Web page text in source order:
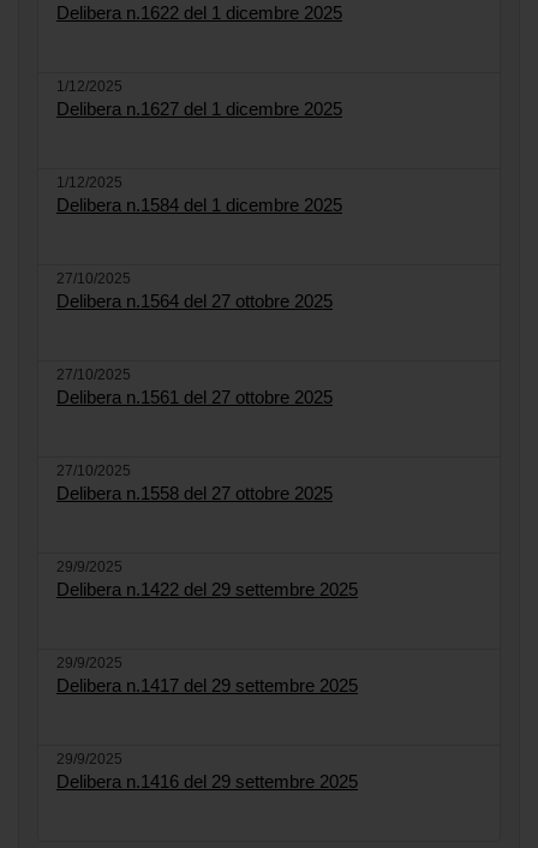
Delibera n.1622 del 1 dicembre 2025
1/12/2025
Delibera n.1627 del 1 dicembre 2025
1/12/2025
Delibera n.1584 del 1 dicembre 2025
27/10/2025
Delibera n.1564 del 27 ottobre 2025
27/10/2025
Delibera n.1561 del 27 ottobre 2025
27/10/2025
Delibera n.1558 del 27 ottobre 2025
29/9/2025
Delibera n.1422 del 29 settembre 2025
29/9/2025
Delibera n.1417 del 29 settembre 2025
29/9/2025
Delibera n.1416 del 29 settembre 2025